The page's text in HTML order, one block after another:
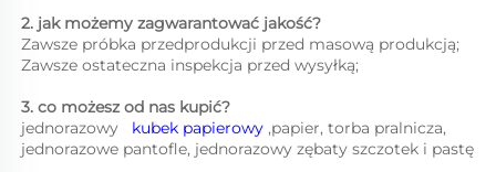
2. jak możemy zagwarantować jakość?
Zawsze próbka przedprodukcji przed masową produkcją;
Zawsze ostateczna inspekcja przed wysyłką;
3. co możesz od nas kupić?
jednorazowy kubek papierowy ,papier, torba pralnicza,